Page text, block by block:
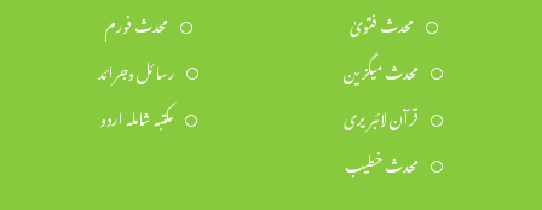
محدث فتویٰ
محدث فورم
محدث میگزین
رسائل وجرائد
قرآن لائبریری
مکتبہ شاملہ اردو
محدث خطیب